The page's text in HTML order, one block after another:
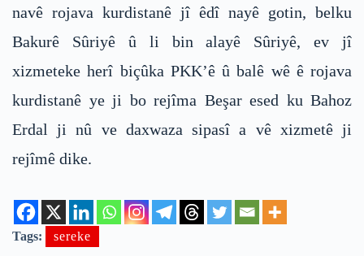
navê rojava kurdistanê jî êdî nayê gotin, belku
Bakurê Sûriyê û li bin alayê Sûriyê, ev jî
xizmeteke herî biçûka PKK’ê û balê wê ê rojava
kurdistanê ye ji bo rejîma Beşar esed ku Bahoz
Erdal ji nû ve daxwaza sipasî a vê xizmetê ji
rejîmê dike.
Tags: sereke